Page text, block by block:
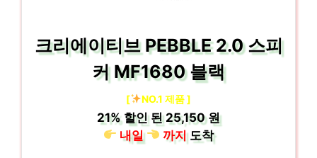
크리에이티브 PEBBLE 2.0 스피
커 MF1680 블랙
[ NO.1 제품 ]
21% 할인 된25,150 원
내일
까지도착